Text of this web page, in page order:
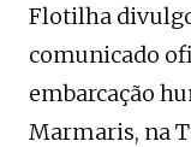
Flotilha
comunicado
embarcação
Marmaris, na